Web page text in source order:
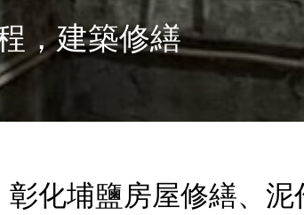
，建築修繕
彰化埔鹽房屋修繕、